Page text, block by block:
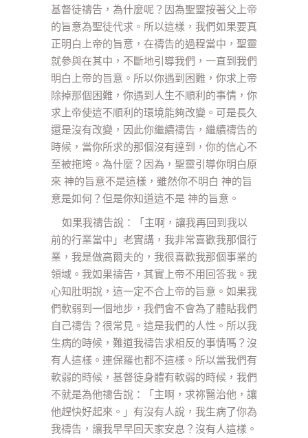
基督徒禱告，為什麼呢？因為聖靈按著父上帝
的旨意為聖徒代求。所以這樣，我們如果要真
正明白上帝的旨意，在禱告的過程當中，聖靈
就參與在其中，不斷地引導我們，一直到我們
明白上帝的旨意。所以你遇到困難，你求上帝
除掉那個困難，你遇到人生不順利的事情，你
求上帝使這不順利的環境能夠改變。可是長久
還是沒有改變，因此你繼續禱告，繼續禱告的
時候，當你所求的那個沒有達到，你的信心不
至被拖垮。為什麼？因為，聖靈引導你明白原
來 神的旨意不是這樣，雖然你不明白 神的旨
意是如何？但是你知道這不是 神的旨意。
如果我禱告說：「主啊，讓我再回到我以
前的行業當中」老實講，我非常喜歡我那個行
業，我是做高爾夫的，我很喜歡我那個事業的
領域。我如果禱告，其實上帝不用回答我。我
心知肚明說，這一定不合上帝的旨意。如果我
們軟弱到一個地步，我們會不會為了體貼我們
自己禱告？很常見。這是我們的人性。所以我
生病的時候，難道我禱告求相反的事情嗎？沒
有人這樣。連保羅也都不這樣。所以當我們有
軟弱的時候，基督徒身體有軟弱的時候，我們
不就是為他禱告說：「主啊，求祢醫治他，讓
他趕快好起來。」有沒有人說，我生病了你為
我禱告，讓我早早回天家安息？沒有人這樣。